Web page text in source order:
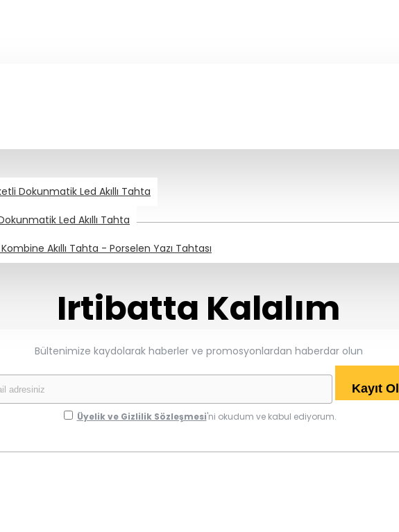
Dokunmatik Led Akıllı Tahta
Led Akıllı Tahta
Akıllı Tahta - Porselen Yazı Tahtası
Irtibatta Kalalım
Bültenimize kaydolarak haberler ve promosyonlardan haberdar olun
Kayıt Ol
Üyelik ve Gizlilik Sözleşmesi'ni okudum ve kabul ediyorum.